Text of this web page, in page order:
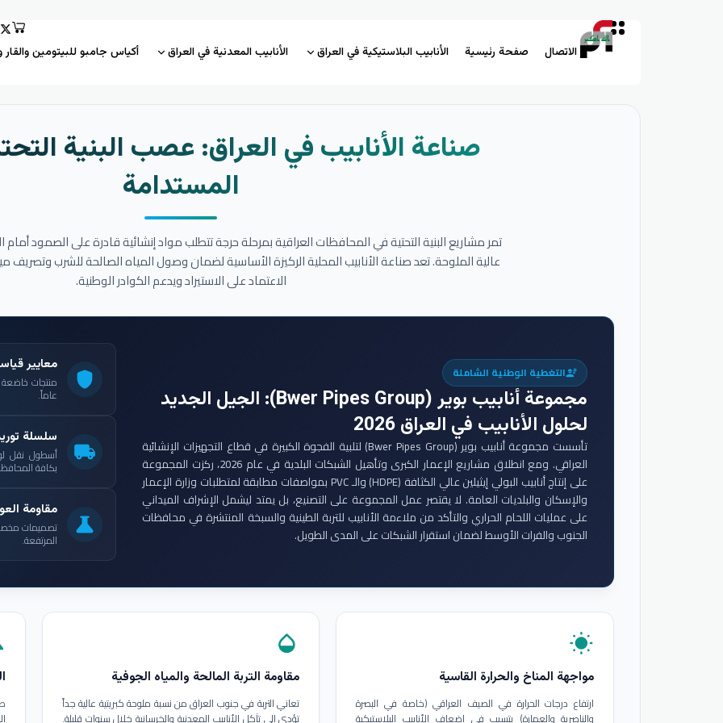
الاتصال صفحة رئيسية الأنابيب البلاستيكية في العراق الأنابيب المعدنية في العراق أكياس جامبو للبيتومين والقار
صناعة الأنابيب في العراق: عصب البنية
المستدامة
تمر مشاريع البنية التحتية في المحافظات العراقية بمرحلة حرجة تتطلب مواد إنشائية قادرة على الصمود أمام
عالية الملوحة. تعد صناعة الأنابيب المحلية الركيزة الأساسية لضمان وصول المياه الصالحة للشرب وتصريف
الاعتماد على الاستيراد ويدعم الكوادر الوطنية.
engineeringالتغطية الوطنية الشاملة
مجموعة أنابيب بوير (Bwer Pipes Group)
: الجيل الجديد
لحلول الأنابيب في العراق 2026
تأسست مجموعة أنابيب بوير (Bwer Pipes Group) لتلبية الفجوة الكبيرة في قطاع التجهيزات الإنشائية
العراقي. ومع انطلاق مشاريع الإعمار الكبرى وتأهيل الشبكات البلدية في عام 2026، ركزت المجموعة
على إنتاج أنابيب البولي إيثيلين عالي الكثافة (HDPE) والـ PVC بمواصفات مطابقة لمتطلبات وزارة الإعمار
والإسكان والبلديات العامة. لا يقتصر عمل المجموعة على التصنيع، بل يمتد ليشمل الإشراف الميداني
على عمليات اللحام الحراري والتأكد من ملاءمة الأنابيب للتربة الطينية والسبخة المنتشرة في محافظات
الجنوب والفرات الأوسط لضمان استقرار الشبكات على المدى الطويل.
shield
معايير
عاماً.
local_shipping
سلسلة
أسطول نقل
بكافة
science
مقاومة
تصميمات
المرتفعة.
wb_sunny
مواجهة المناخ والحرارة القاسية
ارتفاع درجات الحرارة في الصيف العراقي (خاصة في البصرة
والناصرية والعمارة) يتسبب في إضعاف الأنابيب البلاستيكية
opacity
مقاومة التربة المالحة والمياه الجوفية
تعاني التربة في جنوب العراق من نسبة ملوحة كبريتية عالية جداً
تؤدي إلى تآكل الأنابيب المعدنية والخرسانية خلال سنوات قليلة.